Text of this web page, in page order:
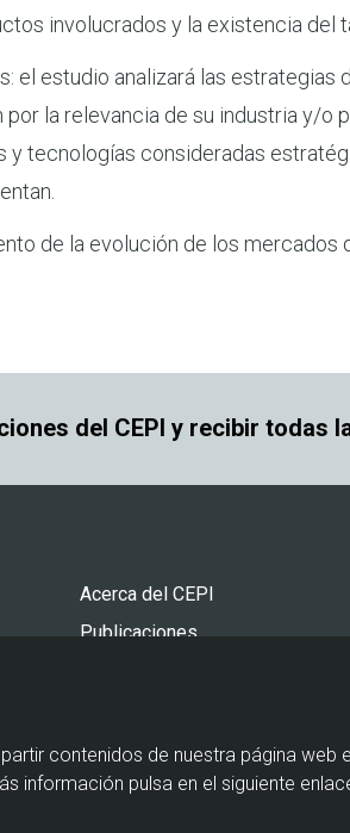
involucrados y la existencia del
el estudio analizará las estrategias
la relevancia de su industria y/o
tecnologías consideradas
de la evolución de los mercados
del CEPI y recibir todas
Pie
de
Acerca del CEPI
Publicaciones
Contacto
contenidos de nuestra página web
información pulsa en el siguiente